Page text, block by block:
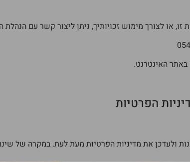
זו, או לצורך מימוש זכויותיך, ניתן ליצור קשר עם
באתר האינטרנט.
ולעדכן את מדיניות הפרטיות מעת לעת. במקרה של